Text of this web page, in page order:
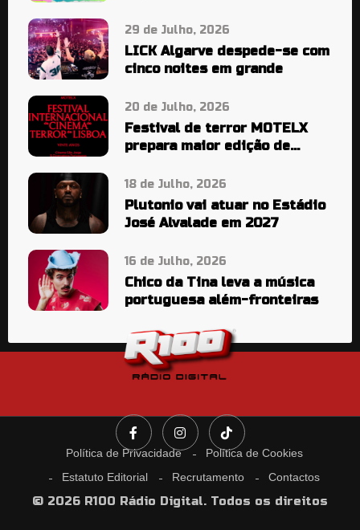
29 de Julho, 2026
LICK Algarve despede-se com
cinco noites em grande
20 de Julho, 2026
Festival de terror MOTELX
prepara maior edição de
18 de Julho, 2026
Plutonio vai atuar no Estádio
José Alvalade em 2027
16 de Julho, 2026
Chico da Tina leva a música
portuguesa além-fronteiras
Política de Privacidade
Política de Cookies
Estatuto Editorial
Recrutamento Contactos
© 2026 R100 Rádio Digital. Todos os direitos